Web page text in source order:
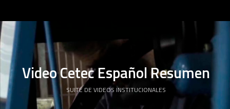
Video Cetec Español Resumen
SUITE DE VIDEOS INSTITUCIONALES